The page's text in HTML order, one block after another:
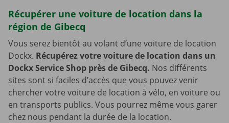
Récupérer une voiture de location dans la
région de Gibecq
Vous serez bientôt au volant d’une voiture de location
Dockx. Récupérez votre voiture de location dans un
Dockx Service Shop près de Gibecq. Nos différents
sites sont si faciles d’accès que vous pouvez venir
chercher votre voiture de location à vélo, en voiture ou
en transports publics. Vous pourrez même vous garer
chez nous pendant la durée de la location.